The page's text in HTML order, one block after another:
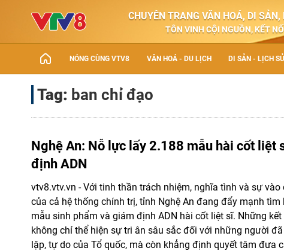
CHUYÊN TRANG VĂN HOÁ, DI
TÔN VINH CỘI NGUỒN, KẾT
NÓNG CÙNG VTV8 VĂN HOÁ - DU LỊCH DI SẢN - LỊCH
Tag: ban chỉ đạo
Nghệ An: Nỗ lực lấy 2.188 mẫu hài cốt liệt
định ADN
vtv8.vtv.vn - Với tinh thần trách nhiệm, nghĩa tình và sự
của cả hệ thống chính trị, tỉnh Nghệ An đang đẩy mạnh tìm
mẫu sinh phẩm và giám định ADN hài cốt liệt sĩ. Những
không chỉ thể hiện sự tri ân sâu sắc đối với những người
lập, tự do của Tổ quốc, mà còn khẳng định quyết tâm đưa